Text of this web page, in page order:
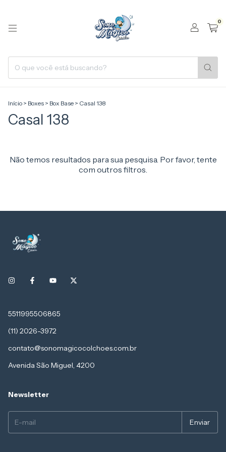
0
Início > Boxes > Box Base > Casal 138
Casal 138
Não temos resultados para sua pesquisa. Por favor, tente
com outros filtros.
5511995506865
(11) 2026-3972
contato@sonomagicocolchoes.com.br
Avenida São Miguel, 4200
Newsletter